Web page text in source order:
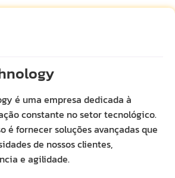
é uma empresa dedicada à
constante no setor tecnológico.
é fornecer soluções avançadas que
de nossos clientes,
e agilidade.